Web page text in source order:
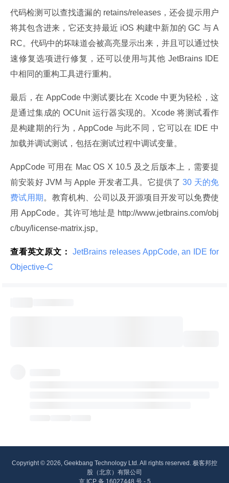
代码检测可以查找遗漏的 retains/releases，还会提示用户
将其包含进来，它还支持最近 iOS 构建中新加的 GC 与 A
RC。代码中的坏味道会被高亮显示出来，并且可以通过快
速修复选项进行修复，还可以使用与其他 JetBrains IDE
中相同的重构工具进行重构。
最后，在 AppCode 中测试要比在 Xcode 中更为轻松，这
是通过集成的 OCUnit 运行器实现的。Xcode 将测试看作
是构建期的行为，AppCode 与此不同，它可以在 IDE 中
加载并调试测试，包括在测试过程中调试变量。
AppCode 可用在 Mac OS X 10.5 及之后版本上，需要提
前安装好 JVM 与 Apple 开发者工具。它提供了 30 天的免
费试用期 。教育机构、公司以及开源项目开发可以免费使
用 AppCode。其许可地址是 http://www.jetbrains.com/obj
c/buy/license-matrix.jsp。
查看英文原文：
JetBrains releases AppCode, an IDE for
Objective-C
Copyright © 2026, Geekbang Technology Ltd. All rights reserved. 极客邦控
股（北京）有限公司
京 ICP 备 16027448 号 - 5